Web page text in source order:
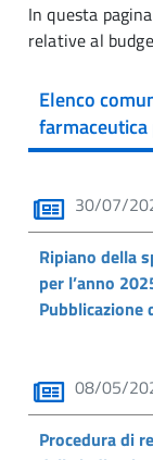
In questa
relative al
Elenco
30/07/
Ripiano della
per l’anno
Pubblicazione
08/05/
Procedura di